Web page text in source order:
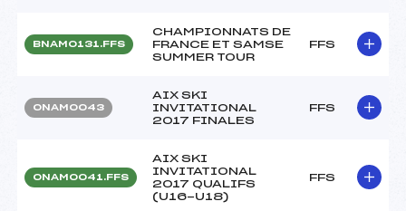
BNAM0131.FFS
CHAMPIONNATS DE
FRANCE ET SAMSE
SUMMER TOUR
FFS
ONAM0043
AIX SKI
INVITATIONAL
2017 FINALES
FFS
ONAM0041.FFS
AIX SKI
INVITATIONAL
2017 QUALIFS
(U16-U18)
FFS